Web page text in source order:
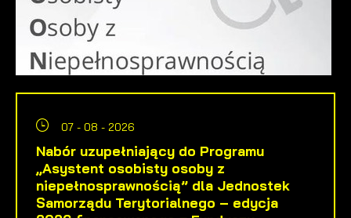
07 - 08 - 2026
Nabór uzupełniający do Programu
„Asystent osobisty osoby z
niepełnosprawnością” dla Jednostek
Samorządu Terytorialnego – edycja